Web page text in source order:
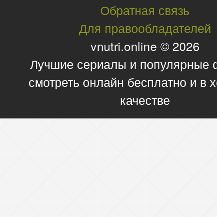
Обратная связь
Для правообладателей
vnutri.online © 2026
Лучшие сериалы и
смотреть онлайн бесплатно и в
качестве